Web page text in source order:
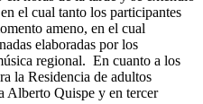
el cual tanto los participantes
ameno, en el cual
elaboradas por los
regional. En cuanto a los
la Residencia de adultos
Alberto Quispe y en tercer